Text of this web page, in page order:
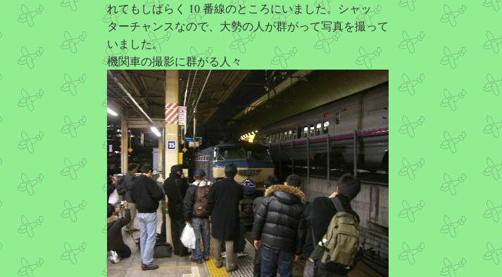
れてもしばらく 10 番線のところにいました。シャッ
ターチャンスなので、大勢の人が群がって写真を撮って
いました。
機関車の撮影に群がる人々